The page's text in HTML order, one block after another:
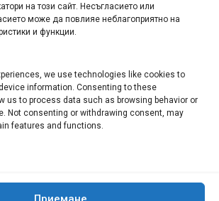
на този сайт. Несъгласието или
може да повлияе неблагоприятно на
и функции.
we use technologies like cookies to
information. Consenting to these
us to process data such as browsing behavior or
Not consenting or withdrawing consent, may
features and functions.
ИНФОРМАЦИОНЕН БИЗНЕС
КЛЪСТЕР
ИНСТИТУЦИИ В ЛОВЕЧ
съд Ловеч
Ловеч
Ловеч